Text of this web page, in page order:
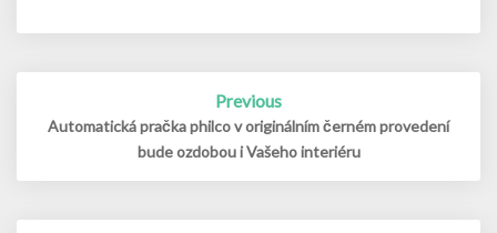
Previous
Automatická pračka philco v originálním černém provedení
bude ozdobou i Vašeho interiéru